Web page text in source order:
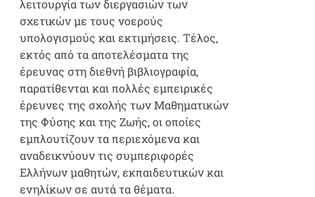
λειτουργία των διεργασιών των
σχετικών με τους νοερούς
υπολογισμούς και εκτιμήσεις. Τέλος,
εκτός από τα αποτελέσματα της
έρευνας στη διεθνή βιβλιογραφία,
παρατίθενται και πολλές εμπειρικές
έρευνες της σχολής των Μαθηματικών
της Φύσης και της Ζωής, οι οποίες
εμπλουτίζουν τα περιεχόμενα και
αναδεικνύουν τις συμπεριφορές
Ελλήνων μαθητών, εκπαιδευτικών και
ενηλίκων σε αυτά τα θέματα.